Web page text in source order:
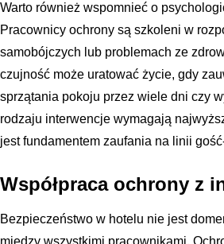
Warto również wspomnieć o
Pracownicy ochrony są szkoleni w
samobójczych lub problemach ze
czujność może uratować życie, gdy
sprzątania pokoju przez wiele dni czy
rodzaju interwencje wymagają
jest fundamentem zaufania na linii
Współpraca ochrony z
Bezpieczeństwo w hotelu nie jest
między wszystkimi pracownikami.